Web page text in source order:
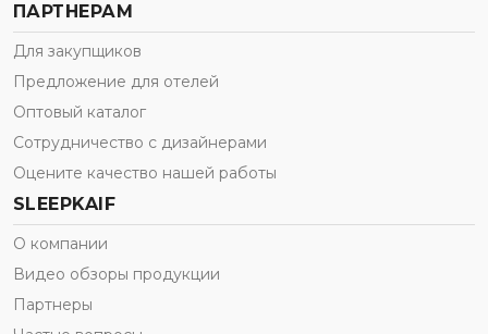
ПАРТНЕРАМ
Для закупщиков
Предложение для отелей
Оптовый каталог
Сотрудничество с дизайнерами
Оцените качество нашей работы
SLEEPKAIF
О компании
Видео обзоры продукции
Партнеры